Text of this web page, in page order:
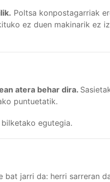
Poltsa konpostagarriak
ez duen makinarik ez
atera behar dira.
puntuetatik.
egutegia.
jarri da: herri sarreran